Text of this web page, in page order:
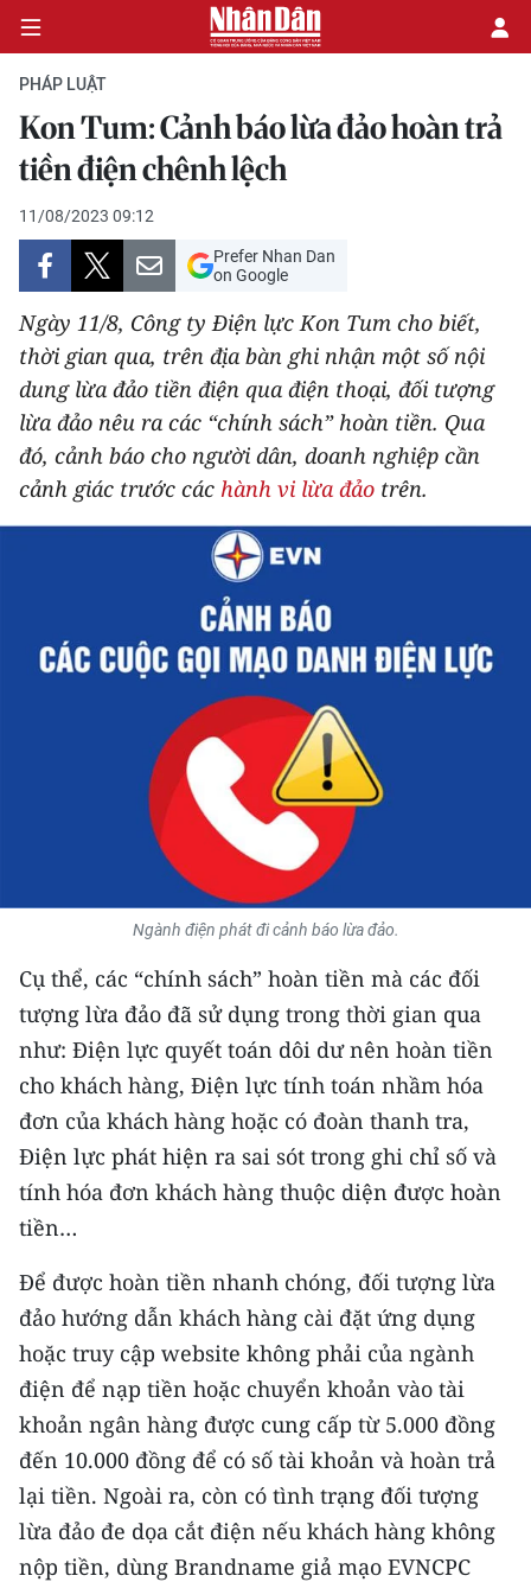
CHÍNH TRỊ
KINH TẾ
VĂN HÓA
XÃ HỘI
PHÁP LUẬT
DU LỊCH
THẾ GIỚI
Y TẾ
KHOA HỌC - CÔNG NGHỆ
KIỂM CHỨNG THÔNG TIN
54 DÂN TỘC VIỆT NAM
CHƯƠNG TRÌNH OCOP - MỖI XÃ
MỘT SẢN PHẨM
RADIO
MEDIA CENTER
E-Magazine
Video
Media Chính trị
Media Kinh tế
Media Văn hóa
Media Xã hội
PHÁP LUẬT
Kon Tum: Cảnh báo lừa đảo hoàn trả
tiền điện chênh lệch
11/08/2023 09:12
Prefer Nhan Dan
on Google
Ngày 11/8, Công ty Điện lực Kon Tum cho biết,
thời gian qua, trên địa bàn ghi nhận một số nội
dung lừa đảo tiền điện qua điện thoại, đối tượng
lừa đảo nêu ra các “chính sách” hoàn tiền. Qua
đó, cảnh báo cho người dân, doanh nghiệp cần
cảnh giác trước các hành vi lừa đảo trên.
Ngành điện phát đi cảnh báo lừa đảo.
Cụ thể, các “chính sách” hoàn tiền mà các đối
tượng lừa đảo đã sử dụng trong thời gian qua
như: Điện lực quyết toán dôi dư nên hoàn tiền
cho khách hàng, Điện lực tính toán nhầm hóa
đơn của khách hàng hoặc có đoàn thanh tra,
Điện lực phát hiện ra sai sót trong ghi chỉ số và
tính hóa đơn khách hàng thuộc diện được hoàn
tiền…
Để được hoàn tiền nhanh chóng, đối tượng lừa
đảo hướng dẫn khách hàng cài đặt ứng dụng
hoặc truy cập website không phải của ngành
điện để nạp tiền hoặc chuyển khoản vào tài
khoản ngân hàng được cung cấp từ 5.000 đồng
đến 10.000 đồng để có số tài khoản và hoàn trả
lại tiền. Ngoài ra, còn có tình trạng đối tượng
lừa đảo đe dọa cắt điện nếu khách hàng không
nộp tiền, dùng Brandname giả mạo EVNCPC